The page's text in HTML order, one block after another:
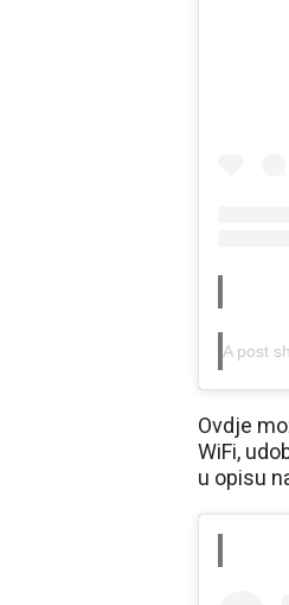
A post
Ovdje
WiFi,
u opisu